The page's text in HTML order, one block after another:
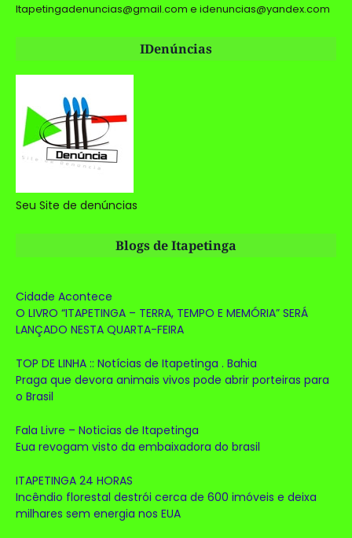
Itapetingadenuncias@gmail.com e idenuncias@yandex.com
IDenúncias
Seu Site de denúncias
Blogs de Itapetinga
Cidade Acontece
O LIVRO “ITAPETINGA – TERRA, TEMPO E MEMÓRIA” SERÁ
LANÇADO NESTA QUARTA-FEIRA
TOP DE LINHA :: Notícias de Itapetinga . Bahia
Praga que devora animais vivos pode abrir porteiras para
o Brasil
Fala Livre – Noticias de Itapetinga
Eua revogam visto da embaixadora do brasil
ITAPETINGA 24 HORAS
Incêndio florestal destrói cerca de 600 imóveis e deixa
milhares sem energia nos EUA